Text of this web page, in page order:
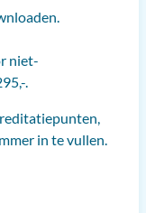
niet-
.
in te vullen.